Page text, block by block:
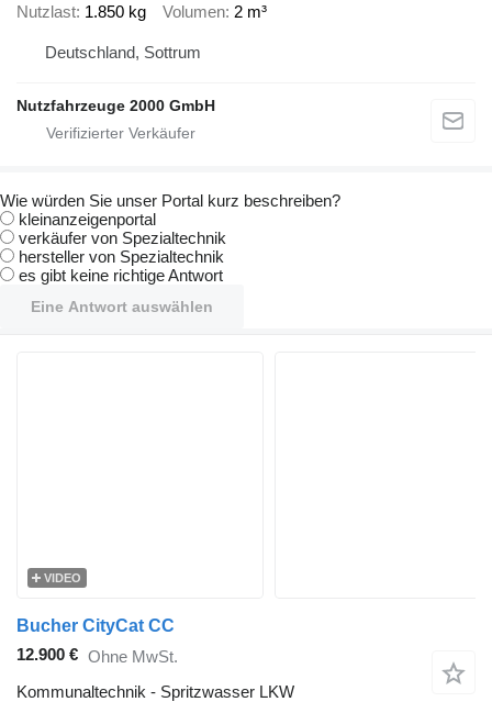
Nutzlast 1.850 kg Volumen 2 m³
Deutschland, Sottrum
Nutzfahrzeuge 2000 GmbH
Wie würden Sie unser Portal kurz beschreiben?
kleinanzeigenportal
verkäufer von Spezialtechnik
hersteller von Spezialtechnik
es gibt keine richtige Antwort
Eine Antwort auswählen
VIDEO
Bucher CityCat CC
12.900 € Ohne MwSt.
Kommunaltechnik - Spritzwasser LKW